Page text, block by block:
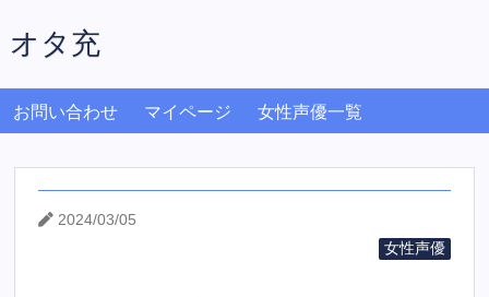
オタ充
お問い合わせ マイページ 女性声優一覧
2024/03/05
女性声優